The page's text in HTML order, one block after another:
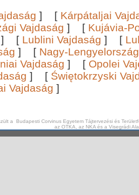
] [ Kárpátaljai
Vajdaság ] [ Kujávia-
] [ Lublini Vajdaság ] [
] [ Nagy-
Vajdaság ] [ Opolei
] [ Świętokrzyski
Vajdaság ]
a Budapesti Corvinus Egyetem Tájtervezési és
az OTKA, az NKA és a Visegrádi